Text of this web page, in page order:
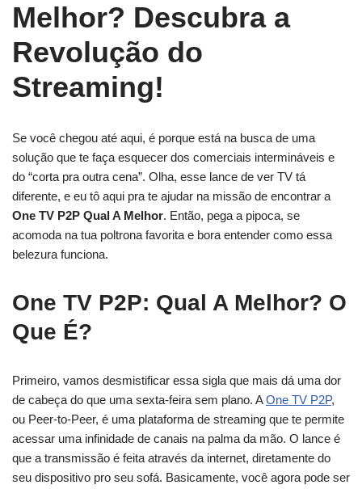
Melhor? Descubra a
Revolução do
Streaming!
Se você chegou até aqui, é porque está na busca de uma
solução que te faça esquecer dos comerciais intermináveis e
do “corta pra outra cena”. Olha, esse lance de ver TV tá
diferente, e eu tô aqui pra te ajudar na missão de encontrar a
One TV P2P Qual A Melhor. Então, pega a pipoca, se
acomoda na tua poltrona favorita e bora entender como essa
belezura funciona.
One TV P2P: Qual A Melhor? O
Que É?
Primeiro, vamos desmistificar essa sigla que mais dá uma dor
de cabeça do que uma sexta-feira sem plano. AOne TV P2P,
ou Peer-to-Peer, é uma plataforma de streaming que te permite
acessar uma infinidade de canais na palma da mão. O lance é
que a transmissão é feita através da internet, diretamente do
seu dispositivo pro seu sofá. Basicamente, você agora pode ser